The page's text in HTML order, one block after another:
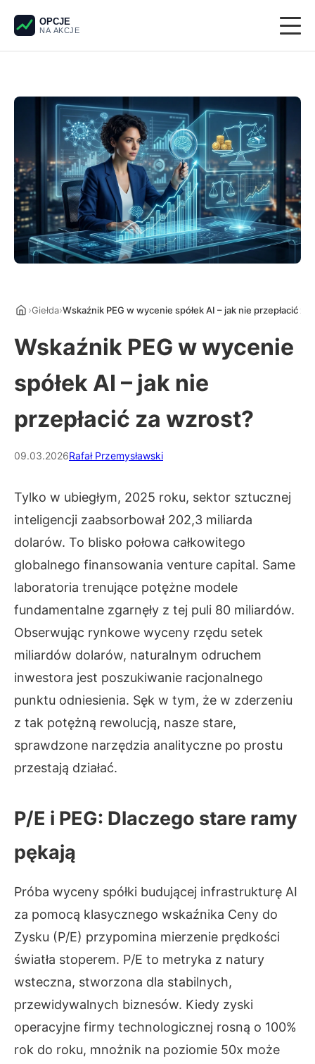
OPCJE
NA AKCJE
Derywaty
Pieniądze
Krypto
Analiza techniczna
›Giełda›Wskaźnik PEG w wycenie spółek AI – jak nie przepłacić za
Wskaźnik PEG w wycenie
spółek AI – jak nie
przepłacić za wzrost?
09.03.2026Rafał Przemysławski
Tylko w ubiegłym, 2025 roku, sektor sztucznej
inteligencji zaabsorbował 202,3 miliarda
dolarów. To blisko połowa całkowitego
globalnego finansowania venture capital. Same
laboratoria trenujące potężne modele
fundamentalne zgarnęły z tej puli 80 miliardów.
Obserwując rynkowe wyceny rzędu setek
miliardów dolarów, naturalnym odruchem
inwestora jest poszukiwanie racjonalnego
punktu odniesienia. Sęk w tym, że w zderzeniu
z tak potężną rewolucją, nasze stare,
sprawdzone narzędzia analityczne po prostu
przestają działać.
P/E i PEG: Dlaczego stare ramy
pękają
Próba wyceny spółki budującej infrastrukturę AI
za pomocą klasycznego wskaźnika Ceny do
Zysku (P/E) przypomina mierzenie prędkości
światła stoperem. P/E to metryka z natury
wsteczna, stworzona dla stabilnych,
przewidywalnych biznesów. Kiedy zyski
operacyjne firmy technologicznej rosną o 100%
rok do roku, mnożnik na poziomie 50x może